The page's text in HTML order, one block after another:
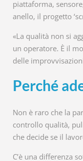
piattaforma,
anello, il progetto
«La qualità non si
un operatore. È il
delle
Perché
Non è raro che la
controllo qualità,
che decide se il
C’è una differenza